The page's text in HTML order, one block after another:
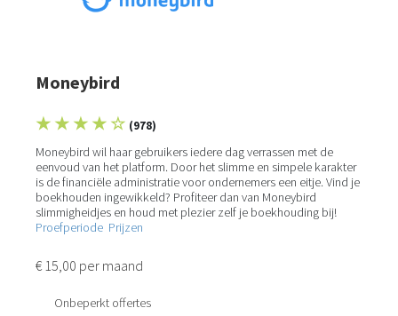
Moneybird
★ ★ ★ ★ ☆ (978)
Moneybird wil haar gebruikers iedere dag verrassen met de
eenvoud van het platform. Door het slimme en simpele karakter
is de financiële administratie voor ondernemers een eitje. Vind je
boekhouden ingewikkeld? Profiteer dan van Moneybird
slimmigheidjes en houd met plezier zelf je boekhouding bij!
Proefperiode Prijzen
€ 15,00 per maand
Onbeperkt offertes